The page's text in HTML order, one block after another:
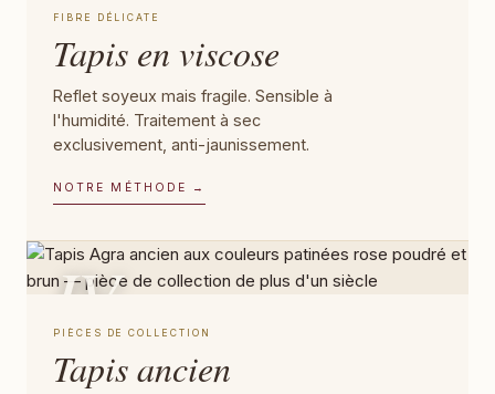
FIBRE DÉLICATE
Tapis en viscose
Reflet soyeux mais fragile. Sensible à
l'humidité. Traitement à sec
exclusivement, anti-jaunissement.
NOTRE MÉTHODE →
IV.
PIÈCES DE COLLECTION
Tapis ancien